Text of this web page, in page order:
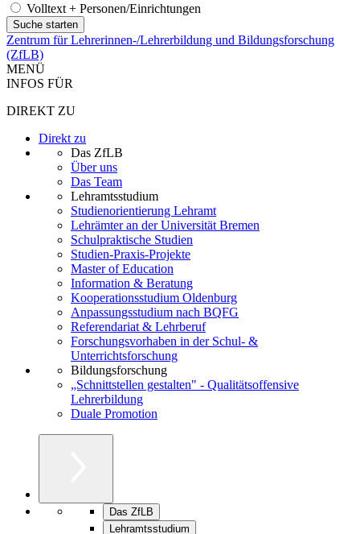
Volltext + Personen/Einrichtungen
Zentrum für Lehrerinnen-/Lehrerbildung und Bildungsforschung
(ZfLB)
MENÜ
INFOS FÜR
DIREKT ZU
Direkt zu
Das ZfLB
Über uns
Das Team
Lehramtsstudium
Studienorientierung Lehramt
Lehrämter an der Universität Bremen
Schulpraktische Studien
Studien-Praxis-Projekte
Master of Education
Information & Beratung
Kooperationsstudium Oldenburg
Anpassungsstudium nach BQFG
Referendariat & Lehrberuf
Forschungsvorhaben in der Schul- &
Unterrichtsforschung
Bildungsforschung
„Schnittstellen gestalten" - Qualitätsoffensive
Lehrerbildung
Duale Promotion
Das ZfLB
Lehramtsstudium